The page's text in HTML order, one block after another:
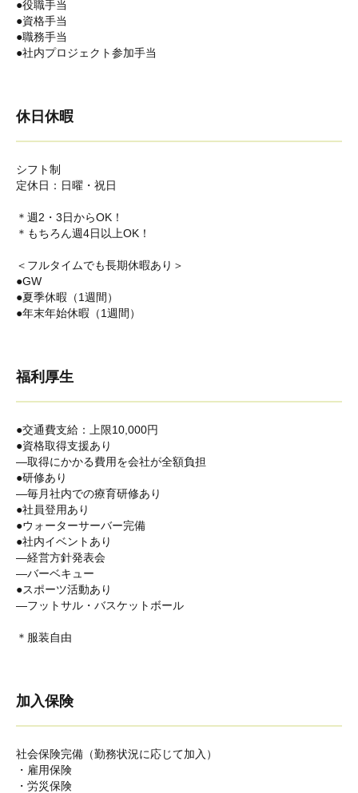
●役職手当
●資格手当
●職務手当
●社内プロジェクト参加手当
休日休暇
シフト制
定休日：日曜・祝日
＊週2・3日からOK！
＊もちろん週4日以上OK！
＜フルタイムでも長期休暇あり＞
●GW
●夏季休暇（1週間）
●年末年始休暇（1週間）
福利厚生
●交通費支給：上限10,000円
●資格取得支援あり
―取得にかかる費用を会社が全額負担
●研修あり
―毎月社内での療育研修あり
●社員登用あり
●ウォーターサーバー完備
●社内イベントあり
―経営方針発表会
―バーベキュー
●スポーツ活動あり
―フットサル・バスケットボール
＊服装自由
加入保険
社会保険完備（勤務状況に応じて加入）
・雇用保険
・労災保険